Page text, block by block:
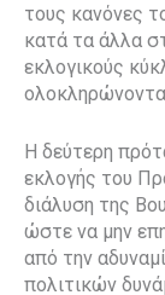
τους κανόνες
κατά τα άλλα
εκλογικούς
Η δεύτερη
εκλογής του
διάλυση της
ώστε να μην
από την
πολιτικών